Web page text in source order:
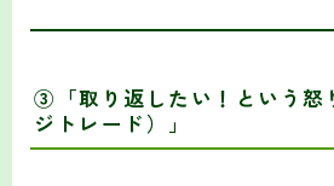
③「取り返したい！という怒
ジトレード）」